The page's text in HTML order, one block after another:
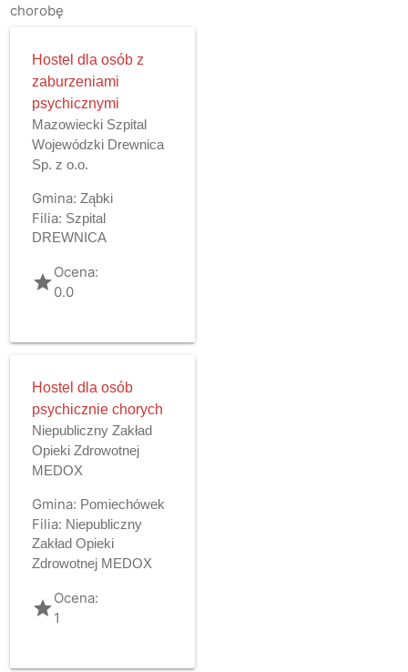
chorobę
Hostel dla osób z
zaburzeniami
psychicznymi
Mazowiecki Szpital
Wojewódzki Drewnica
Sp. z o.o.
Gmina: Ząbki
Filia: Szpital
DREWNICA
gradeOcena:
0.0
Hostel dla osób
psychicznie chorych
Niepubliczny Zakład
Opieki Zdrowotnej
MEDOX
Gmina: Pomiechówek
Filia: Niepubliczny
Zakład Opieki
Zdrowotnej MEDOX
gradeOcena:
1